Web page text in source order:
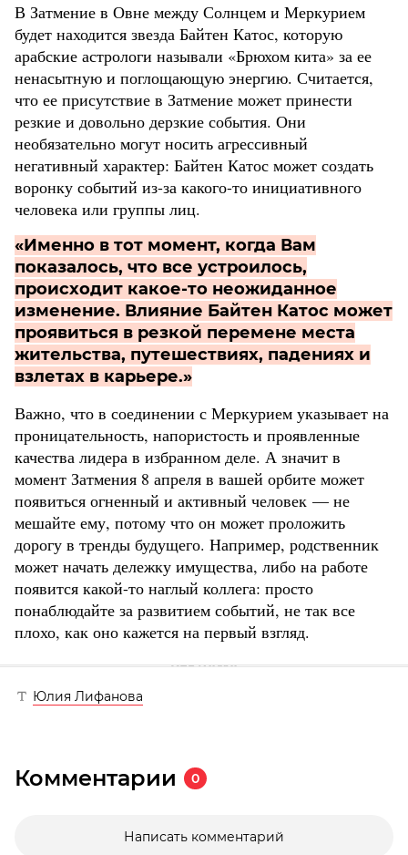
В Затмение в Овне между Солнцем и Меркурием
будет находится звезда Байтен Катос, которую
арабские астрологи называли «Брюхом кита» за ее
ненасытную и поглощающую энергию. Считается,
что ее присутствие в Затмение может принести
резкие и довольно дерзкие события. Они
необязательно могут носить агрессивный
негативный характер: Байтен Катос может создать
воронку событий из-за какого-то инициативного
человека или группы лиц.
«Именно в тот момент, когда Вам
показалось, что все устроилось,
происходит какое-то неожиданное
изменение. Влияние Байтен Катос может
проявиться в резкой перемене места
жительства, путешествиях, падениях и
взлетах в карьере.»
Важно, что в соединении с Меркурием указывает на
проницательность, напористость и проявленные
качества лидера в избранном деле. А значит в
момент Затмения 8 апреля в вашей орбите может
появиться огненный и активный человек — не
мешайте ему, потому что он может проложить
дорогу в тренды будущего. Например, родственник
может начать дележку имущества, либо на работе
появится какой-то наглый коллега: просто
понаблюдайте за развитием событий, не так все
плохо, как оно кажется на первый взгляд.
Юлия Лифанова
Комментарии 0
Написать комментарий